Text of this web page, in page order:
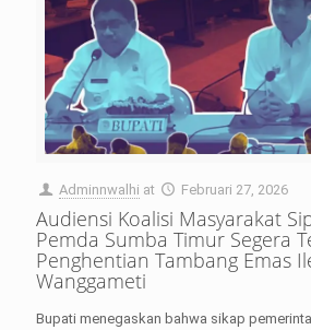
Adminnwalhi at Februari 27, 2026
Audiensi Koalisi Masyarakat
Pemda Sumba Timur Segera
Penghentian Tambang Emas
Wanggameti
Bupati menegaskan bahwa sikap